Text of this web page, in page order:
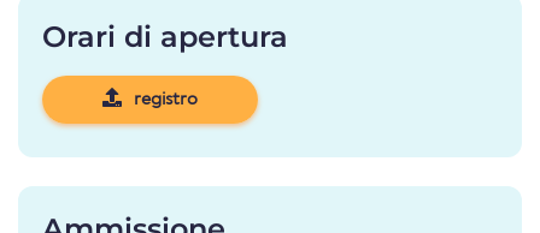
Orari di apertura
registro